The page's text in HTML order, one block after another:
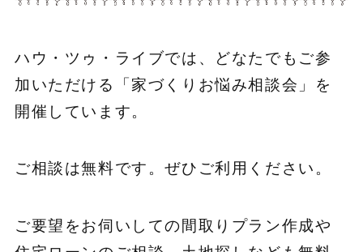
ハウ・ツゥ・ライブでは、どなたでもご参
加いただける「家づくりお悩み相談会」を
開催しています。
ご相談は無料です。ぜひご利用ください。
ご要望をお伺いしての間取りプラン作成や